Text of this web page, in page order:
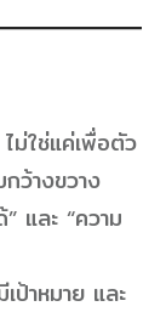
ม่ใช่แค่เพื่อตัว
ว้างขวาง
และ “ความ
ป้าหมาย และ